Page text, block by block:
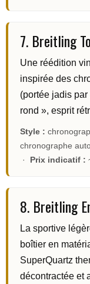
7. Breitling
Une réédition
inspirée des
(portée jadis
rond », esprit
Style :
chronographe
· Prix indicatif :
8. Breitling
La sportive
boîtier en
SuperQuartz
décontractée et